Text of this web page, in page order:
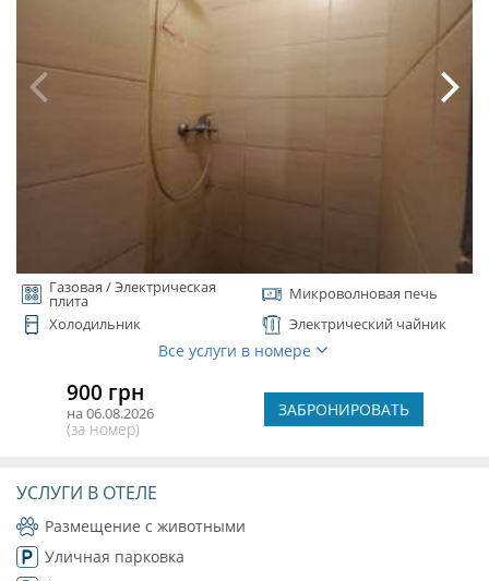
Газовая / Электрическая
плита
Микроволновая печь
Холодильник
Электрический чайник
Все услуги в номере
900 грн
на 06.08.2026
(за номер)
ЗАБРОНИРОВАТЬ
УСЛУГИ В ОТЕЛЕ
Размещение с животными
Уличная парковка